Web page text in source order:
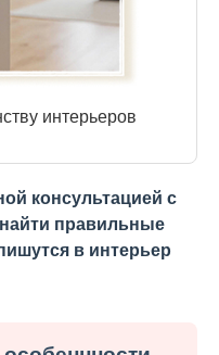
интерьеров
консультацией с
правильные
в интерьер